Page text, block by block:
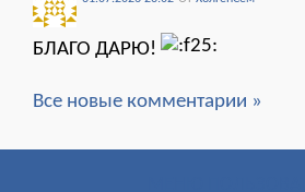
БЛАГО ДАРЮ!
Все новые комментарии »